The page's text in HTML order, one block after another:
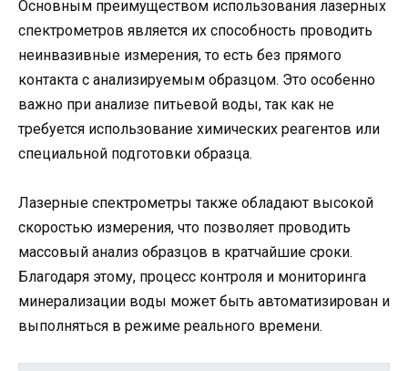
Основным преимуществом использования лазерных
спектрометров является их способность проводить
неинвазивные измерения, то есть без прямого
контакта с анализируемым образцом. Это особенно
важно при анализе питьевой воды, так как не
требуется использование химических реагентов или
специальной подготовки образца.
Лазерные спектрометры также обладают высокой
скоростью измерения, что позволяет проводить
массовый анализ образцов в кратчайшие сроки.
Благодаря этому, процесс контроля и мониторинга
минерализации воды может быть автоматизирован и
выполняться в режиме реального времени.